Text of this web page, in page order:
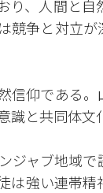
り、人間と
競争と対立
信仰である
識と共同体文
ジャブ地域
は強い連帯